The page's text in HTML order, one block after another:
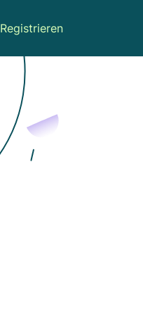
Registrieren